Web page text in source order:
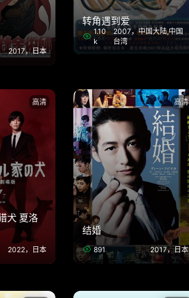
2017，日本
转角遇到爱
1.10
k
2007，中国大陆,中国
台湾
高清
犬 夏洛
2022，日本
高清
结婚
891 2017，日本